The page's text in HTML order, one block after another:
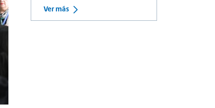
Ver más